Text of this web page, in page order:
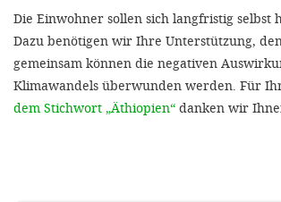
Die Einwohner sollen sich langfristig selbst
Dazu benötigen wir Ihre Unterstützung,
gemeinsam können die negativen
Klimawandels überwunden werden. Für
dem Stichwort „Äthiopien“ danken wir